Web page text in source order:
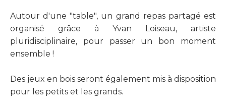
Autour d'une "table", un grand repas partagé est
organisé grâce à Yvan Loiseau, artiste
pluridisciplinaire, pour passer un bon moment
ensemble !
Des jeux en bois seront également mis à disposition
pour les petits et les grands.